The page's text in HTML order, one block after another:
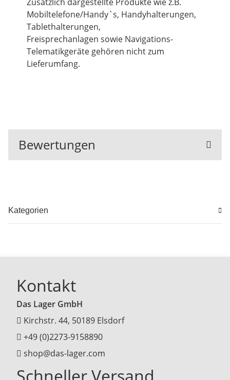
Mobiltelefone/Handy`s, Handyhalterungen,
Tablethalterungen,
Freisprechanlagen sowie Navigations-
Telematikgeräte gehören nicht zum
Lieferumfang.
Bewertungen
Kategorien
Kontakt
Das Lager GmbH
Kirchstr. 44, 50189 Elsdorf
+49 (0)2273-9158890
shop@das-lager.com